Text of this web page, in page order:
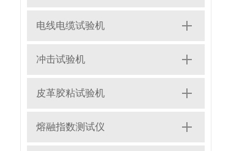
电线电缆试验机
冲击试验机
皮革胶粘试验机
熔融指数测试仪